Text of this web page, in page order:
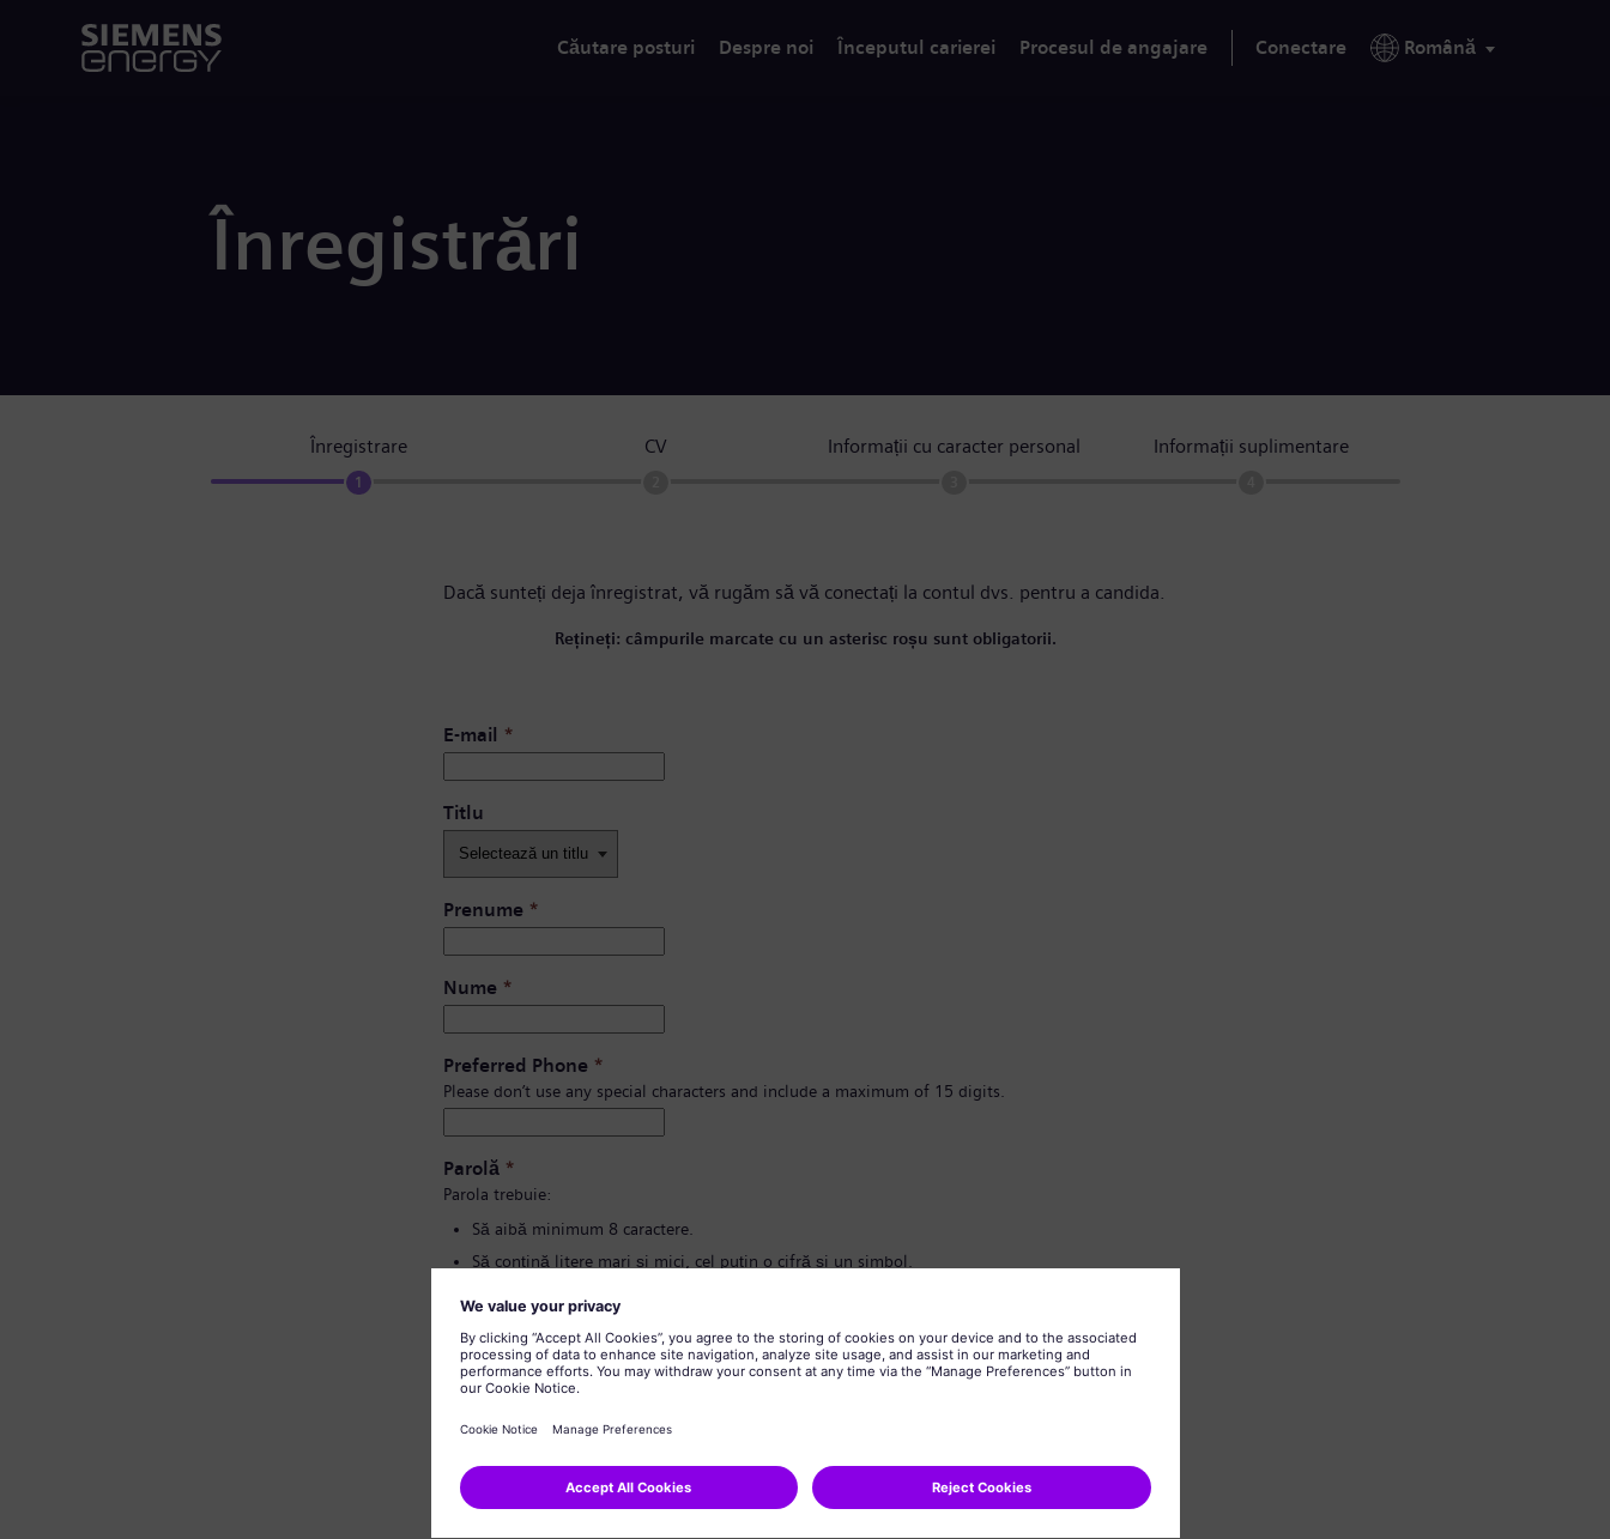
Căutare posturi Despre noi Începutul carierei Procesul de angajare Conectare Română
Înregistrări
Înregistrare
1
CV Informații cu caracter personal Informații suplimentare
Dacă sunteți deja înregistrat, vă rugăm să vă conectați la contul dvs. pentru a candida.
Rețineți: câmpurile marcate cu un asterisc roșu sunt obligatorii.
E-mail *
Titlu
Prenume *
Nume *
Preferred Phone *
Please don’t use any special characters and include a maximum of 15 digits.
Parolă *
Parola trebuie:
Să aibă minimum 8 caractere.
Să conțină litere mari și mici, cel puțin o cifră și un simbol.
Notă privind confidențialitatea datelor